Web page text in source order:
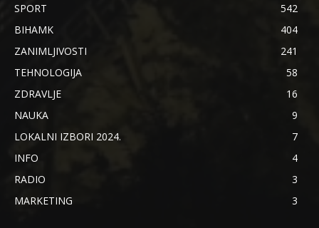
SPORT
542
BIHAMK
404
ZANIMLJIVOSTI
241
TEHNOLOGIJA
58
ZDRAVLJE
16
NAUKA
9
LOKALNI IZBORI 2024.
7
INFO
4
RADIO
3
MARKETING
3